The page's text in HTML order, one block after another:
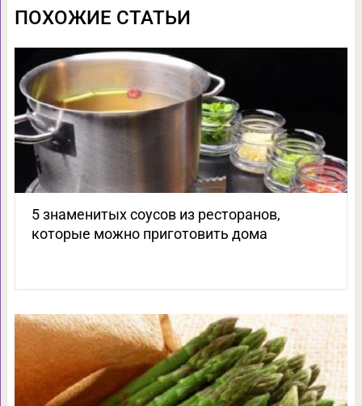
ПОХОЖИЕ СТАТЬИ
5 знаменитых соусов из ресторанов,
которые можно приготовить дома